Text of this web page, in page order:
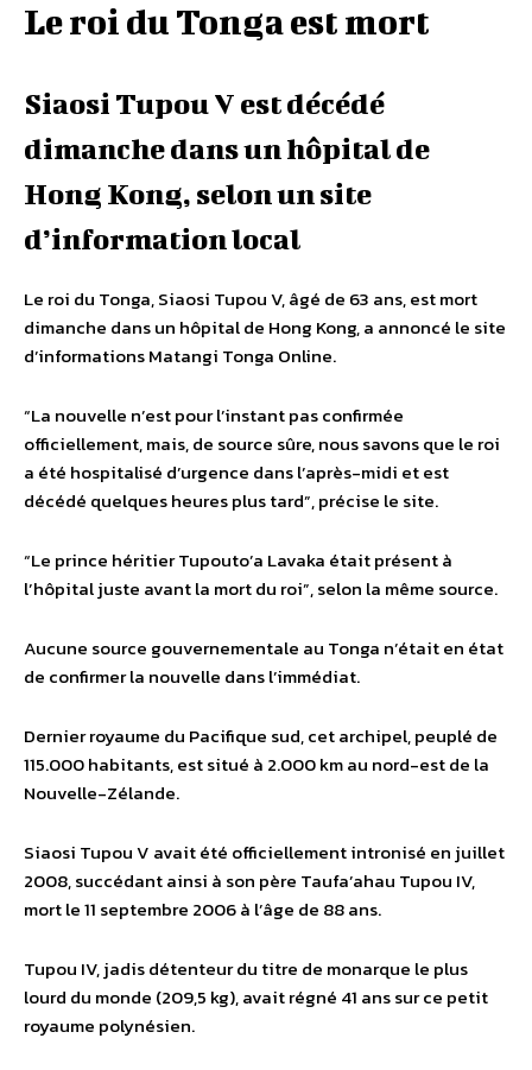
Le roi du Tonga est mort
Siaosi Tupou V est décédé
dimanche dans un hôpital de
Hong Kong, selon un site
d’information local
Le roi du Tonga, Siaosi Tupou V, âgé de 63 ans, est mort
dimanche dans un hôpital de Hong Kong, a annoncé le site
d’informations Matangi Tonga Online.
“La nouvelle n’est pour l’instant pas confirmée
officiellement, mais, de source sûre, nous savons que le roi
a été hospitalisé d’urgence dans l’après-midi et est
décédé quelques heures plus tard”, précise le site.
“Le prince héritier Tupouto’a Lavaka était présent à
l’hôpital juste avant la mort du roi”, selon la même source.
Aucune source gouvernementale au Tonga n’était en état
de confirmer la nouvelle dans l’immédiat.
Dernier royaume du Pacifique sud, cet archipel, peuplé de
115.000 habitants, est situé à 2.000 km au nord-est de la
Nouvelle-Zélande.
Siaosi Tupou V avait été officiellement intronisé en juillet
2008, succédant ainsi à son père Taufa’ahau Tupou IV,
mort le 11 septembre 2006 à l’âge de 88 ans.
Tupou IV, jadis détenteur du titre de monarque le plus
lourd du monde (209,5 kg), avait régné 41 ans sur ce petit
royaume polynésien.